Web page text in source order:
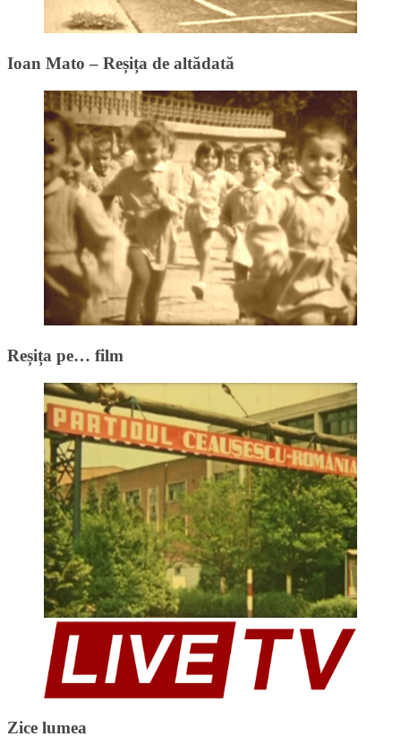
Ioan Mato – Reșița de altădată
Reșița pe… film
Zice lumea